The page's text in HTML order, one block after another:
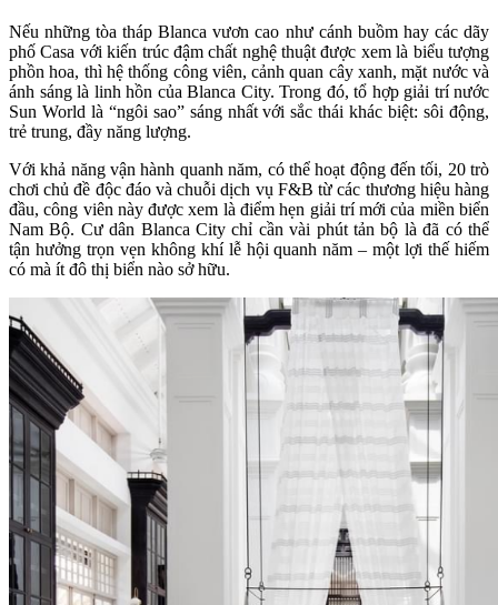
Nếu những tòa tháp Blanca vươn cao như cánh buồm hay các dãy
phố Casa với kiến trúc đậm chất nghệ thuật được xem là biểu tượng
phồn hoa, thì hệ thống công viên, cảnh quan cây xanh, mặt nước và
ánh sáng là linh hồn của Blanca City. Trong đó, tổ hợp giải trí nước
Sun World là “ngôi sao” sáng nhất với sắc thái khác biệt: sôi động,
trẻ trung, đầy năng lượng.
Với khả năng vận hành quanh năm, có thể hoạt động đến tối, 20 trò
chơi chủ đề độc đáo và chuỗi dịch vụ F&B từ các thương hiệu hàng
đầu, công viên này được xem là điểm hẹn giải trí mới của miền biển
Nam Bộ. Cư dân Blanca City chỉ cần vài phút tản bộ là đã có thể
tận hưởng trọn vẹn không khí lễ hội quanh năm – một lợi thế hiếm
có mà ít đô thị biển nào sở hữu.